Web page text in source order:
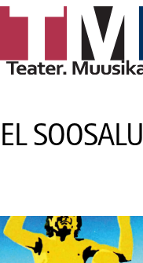
EL SOOSALU